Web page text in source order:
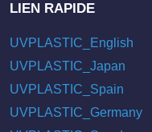
LIEN RAPIDE
UVPLASTIC_English
UVPLASTIC_Japan
UVPLASTIC_Spain
UVPLASTIC_Germany